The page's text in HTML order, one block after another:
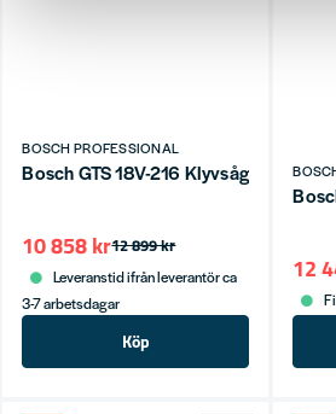
// toolab.se
Säljs dessa styckvis eller parvis? Detta
beskrivningen.
Butiken svarade
Ja dom säljes styckvis så ifall du
BOSCH PROFESSIONAL
Bosch GTS 18V-216 Klyvsåg 18V
12 899 kr
10 858 kr
Leveranstid ifrån leverantör ca
3-7 arbetsdagar
Köp
12